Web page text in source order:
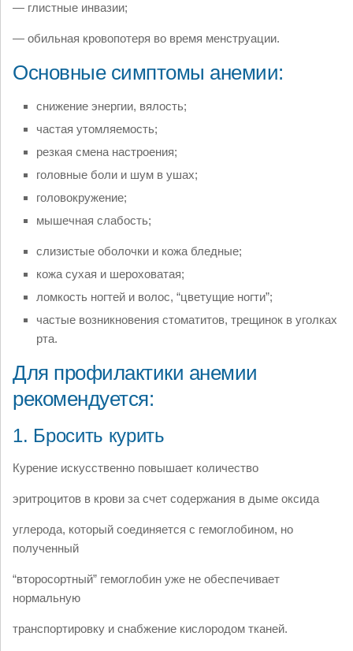
— глистные инвазии;
— обильная кровопотеря во время менструации.
Основные симптомы анемии:
снижение энергии, вялость;
частая утомляемость;
резкая смена настроения;
головные боли и шум в ушах;
головокружение;
мышечная слабость;
слизистые оболочки и кожа бледные;
кожа сухая и шероховатая;
ломкость ногтей и волос, “цветущие ногти”;
частые возникновения стоматитов, трещинок в уголках
рта.
Для профилактики анемии
рекомендуется:
1. Бросить курить
Курение искусственно повышает количество
эритроцитов в крови за счет содержания в дыме оксида
углерода, который соединяется с гемоглобином, но
полученный
“второсортный” гемоглобин уже не обеспечивает
нормальную
транспортировку и снабжение кислородом тканей.